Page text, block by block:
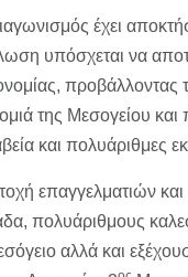
έχει
υπόσχεται να
προβάλλοντας
της Μεσογείου
και πολυάριθμες
επαγγελματιών
πολυάριθμους
αλλά και